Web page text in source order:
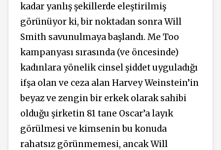
kadar yanlış şekillerde eleştirilmiş
görünüyor ki, bir noktadan sonra Will
Smith savunulmaya başlandı. Me Too
kampanyası sırasında (ve öncesinde)
kadınlara yönelik cinsel şiddet uyguladığı
ifşa olan ve ceza alan Harvey Weinstein’in
beyaz ve zengin bir erkek olarak sahibi
olduğu şirketin 81 tane Oscar’a layık
görülmesi ve kimsenin bu konuda
rahatsız görünmemesi, ancak Will